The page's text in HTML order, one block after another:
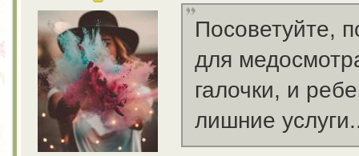
Посоветуйте,
для
галочки, и
лишние